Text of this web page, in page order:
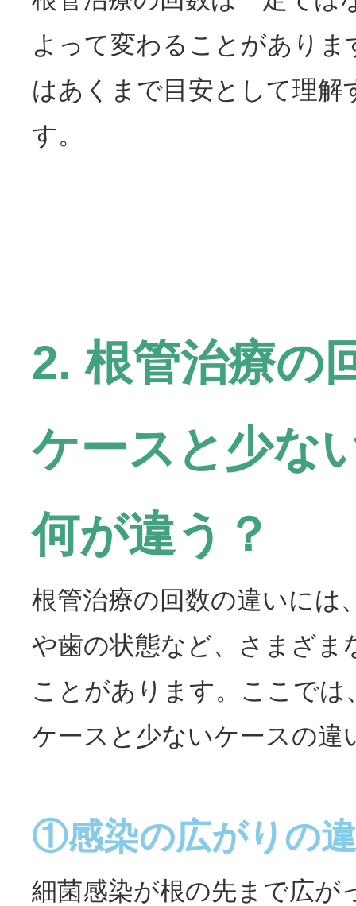
よって変わることがありま
はあくまで目安として理解
す。
2. 根管治療の
ケースと少な
何が違う？
根管治療の回数の違いには
や歯の状態など、さまざま
ことがあります。ここでは
ケースと少ないケースの違
①感染の広がりの
細菌感染が根の先まで広が